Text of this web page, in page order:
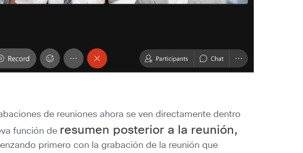
de reuniones ahora se ven directamente dentro
función de resumen posterior a la reunión,
primero con la grabación de la reunión que